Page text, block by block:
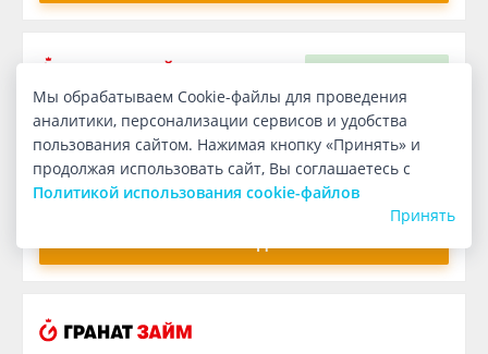
Первыйбесплатно
Гранат. Займ онлайн
Сумма
1 000
Срок
7дней
Мы обрабатываем Cookie-файлы для проведения
аналитики, персонализации сервисов и удобства
пользования сайтом. Нажимая кнопку «Принять» и
продолжая использовать сайт, Вы соглашаетесь с
Политикой использования cookie-файлов
Принять